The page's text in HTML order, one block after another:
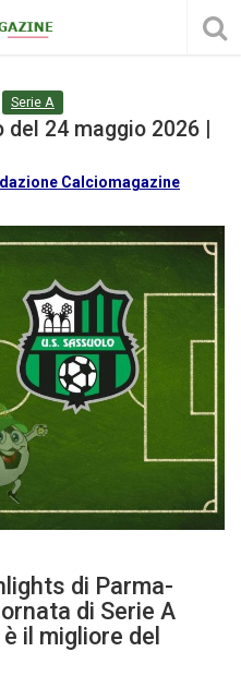
Serie A
24 maggio 2026 |
Calciomagazine
di Parma-
di Serie A
il migliore del